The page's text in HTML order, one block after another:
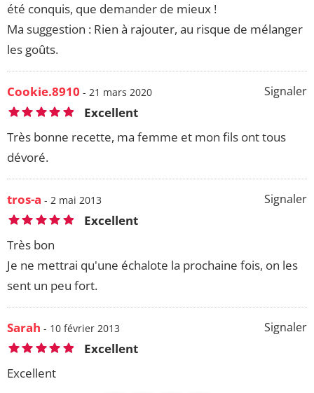
été conquis, que demander de mieux !
Ma suggestion : Rien à rajouter, au risque de mélanger
les goûts.
Signaler
Cookie.8910 - 21 mars 2020
Excellent
Très bonne recette, ma femme et mon fils ont tous
dévoré.
Signaler
tros-a - 2 mai 2013
Excellent
Très bon
Je ne mettrai qu'une échalote la prochaine fois, on les
sent un peu fort.
Signaler
Sarah - 10 février 2013
Excellent
Excellent